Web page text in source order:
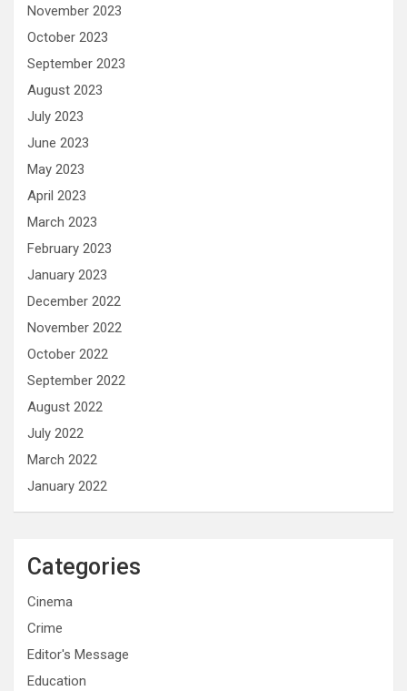
November 2023
October 2023
September 2023
August 2023
July 2023
June 2023
May 2023
April 2023
March 2023
February 2023
January 2023
December 2022
November 2022
October 2022
September 2022
August 2022
July 2022
March 2022
January 2022
Categories
Cinema
Crime
Editor's Message
Education